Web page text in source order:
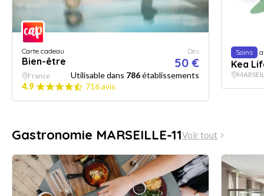
Carte cadeau
Bien-être
Dès
50 €
France Utilisable dans 786établissements
4.9
716 avis
Soins
Kea
Gastronomie MARSEILLE-11Voir tout